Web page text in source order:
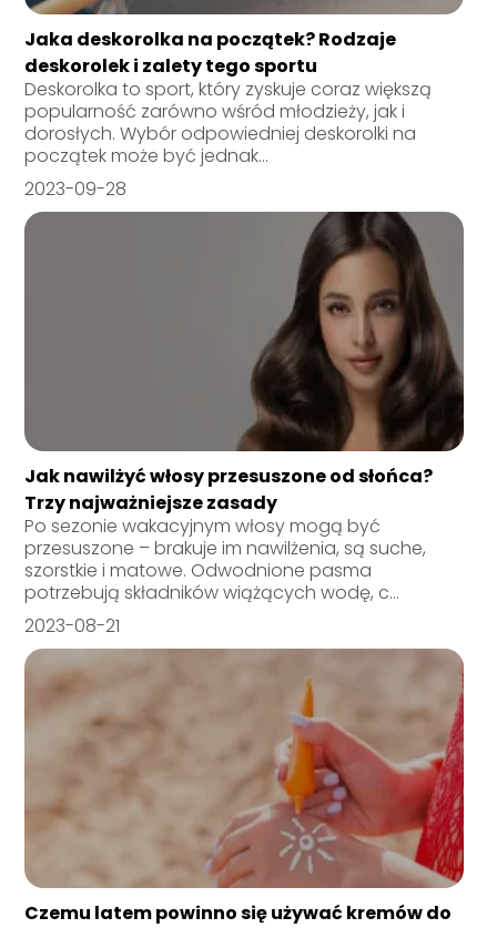
Jaka deskorolka na początek? Rodzaje
deskorolek i zalety tego sportu
Deskorolka to sport, który zyskuje coraz większą
popularność zarówno wśród młodzieży, jak i
dorosłych. Wybór odpowiedniej deskorolki na
początek może być jednak...
2023-09-28
Jak nawilżyć włosy przesuszone od słońca?
Trzy najważniejsze zasady
Po sezonie wakacyjnym włosy mogą być
przesuszone – brakuje im nawilżenia, są suche,
szorstkie i matowe. Odwodnione pasma
potrzebują składników wiążących wodę, c...
2023-08-21
Czemu latem powinno się używać kremów do